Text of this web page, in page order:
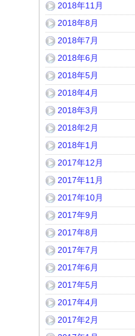
2018年11月
2018年8月
2018年7月
2018年6月
2018年5月
2018年4月
2018年3月
2018年2月
2018年1月
2017年12月
2017年11月
2017年10月
2017年9月
2017年8月
2017年7月
2017年6月
2017年5月
2017年4月
2017年2月